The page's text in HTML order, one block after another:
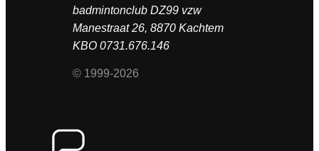
badmintonclub DZ99 vzw
Manestraat 26, 8870 Kachtem
KBO 0731.676.146
© 1999-2026